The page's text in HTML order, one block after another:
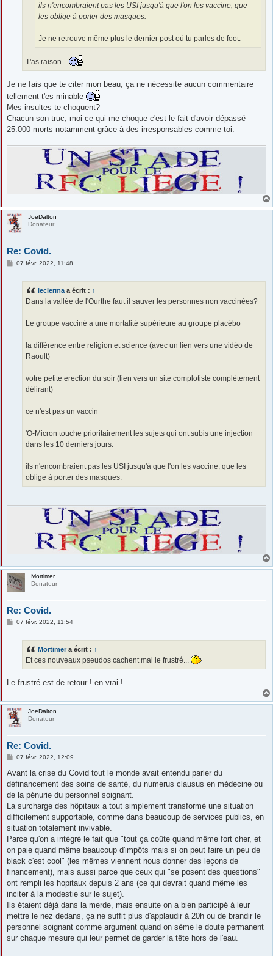
ils n'encombraient pas les USI jusqu'à que l'on les vaccine, que
les oblige à porter des masques.
Je ne retrouve même plus le dernier post où tu parles de foot.
T'as raison...
Je ne fais que te citer mon beau, ça ne nécessite aucun commentaire
tellement t'es minable
Mes insultes te choquent?
Chacun son truc, moi ce qui me choque c'est le fait d'avoir dépassé
25.000 morts notamment grâce à des irresponsables comme toi.
JoeDalton
Donateur
Re: Covid.
M07 févr. 2022, 11:48
leclerma a écrit : ↑
Dans la vallée de l'Ourthe faut il sauver les personnes non vaccinées?
Le groupe vacciné a une mortalité supérieure au groupe placébo
la différence entre religion et science (avec un lien vers une vidéo de
Raoult)
votre petite erection du soir (lien vers un site complotiste complètement
délirant)
ce n'est pas un vaccin
'O-Micron touche prioritairement les sujets qui ont subis une injection
dans les 10 derniers jours.
ils n'encombraient pas les USI jusqu'à que l'on les vaccine, que les
oblige à porter des masques.
Mortimer
Donateur
Re: Covid.
M07 févr. 2022, 11:54
Mortimer a écrit : ↑
Et ces nouveaux pseudos cachent mal le frustré...
Le frustré est de retour ! en vrai !
JoeDalton
Donateur
Re: Covid.
M
s
a
g
07 févr. 2022, 12:09
Avant la crise du Covid tout le monde avait entendu parler du
définancement des soins de santé, du numerus clausus en médecine ou
de la pénurie du personnel soignant.
La surcharge des hôpitaux a tout simplement transformé une situation
difficilement supportable, comme dans beaucoup de services publics, en
situation totalement invivable.
Parce qu'on a intégré le fait que "tout ça coûte quand même fort cher, et
on paie quand même beaucoup d'impôts mais si on peut faire un peu de
black c'est cool" (les mêmes viennent nous donner des leçons de
financement), mais aussi parce que ceux qui "se posent des questions"
ont rempli les hopitaux depuis 2 ans (ce qui devrait quand même les
inciter à la modestie sur le sujet).
Ils étaient déjà dans la merde, mais ensuite on a bien participé à leur
mettre le nez dedans, ça ne suffit plus d'applaudir à 20h ou de brandir le
personnel soignant comme argument quand on sème le doute permanent
sur chaque mesure qui leur permet de garder la tête hors de l'eau.